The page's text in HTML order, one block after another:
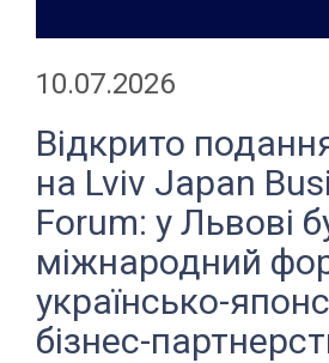
10.07.2026
Відкрито
на Lviv Japan
Forum: у Львові
міжнародний
українсько-
бізнес-